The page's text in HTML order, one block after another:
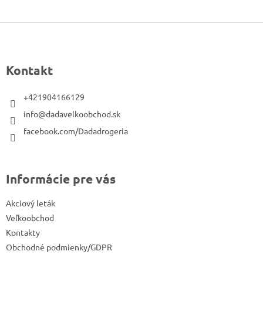
Z
p
äKontakt
+421904166129
info@dadavelkoobchod.sk
facebook.com/Dadadrogeria
Informácie pre vás
Akciový leták
Veľkoobchod
Kontakty
Obchodné podmienky/GDPR